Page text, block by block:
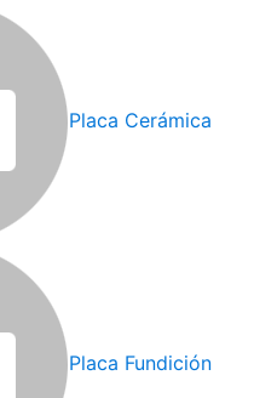
Placa Cerámica
Placa Fundición